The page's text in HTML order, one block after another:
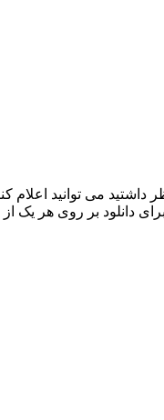
می توانید اعلام